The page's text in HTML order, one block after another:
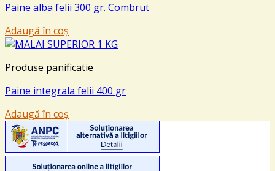
Paine alba felii 300 gr. Combrut
Adaugă în coș
Produse panificatie
Paine integrala felii 400 gr
Adaugă în coș